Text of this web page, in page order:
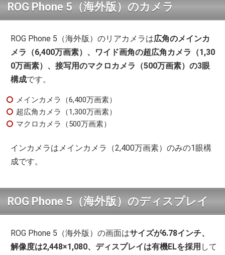
ROG Phone 5（海外版）のカメラ
ROG Phone 5（海外版）のリアカメラは広角のメインカ
メラ（6,400万画素）、ワイド画角の超広角カメラ（1,30
0万画素）、接写用のマクロカメラ（500万画素）の3眼
構成です。
メインカメラ（6,400万画素）
超広角カメラ（1,300万画素）
マクロカメラ（500万画素）
インカメラはメインカメラ（2,400万画素）のみの1眼構
成です。
ROG Phone 5（海外版）のディスプレイ
ROG Phone 5（海外版）の画面はサイズが6.78インチ、
解像度は2,448×1,080、ディスプレイは有機ELを採用 して